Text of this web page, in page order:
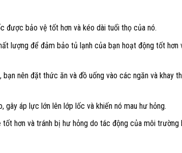
được bảo vệ tốt hơn và kéo dài tuổi thọ của nó.
lượng để đảm bảo tủ lạnh của bạn hoạt động tốt hơn
nên đặt thức ăn và đồ uống vào các ngăn và khay
áp lực lớn lên lớp lốc và khiến nó mau hư hỏng.
hơn và tránh bị hư hỏng do tác động của môi trường